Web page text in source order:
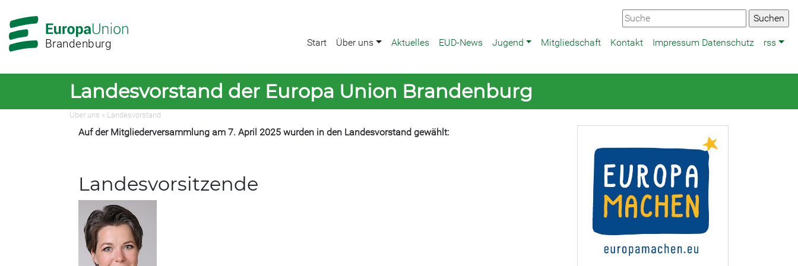
Hauptnavigation
Hauptbereich
Brandenburg Start Über uns Aktuelles EUD-News Jugend Mitgliedschaft Kontakt Impressum Datenschutz rss
Landesvorstand der Europa Union Brandenburg
Über uns » Landesvorstand
Auf der Mitgliederversammlung am 7. April 2025 wurden in den Landesvorstand gewählt:
Landesvorsitzende